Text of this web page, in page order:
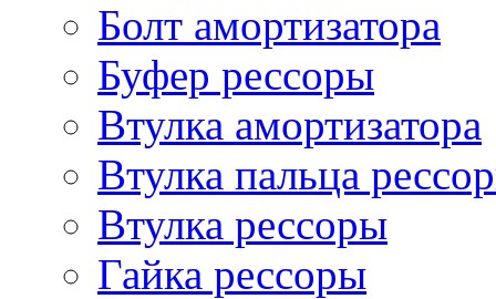
Болт амортизатора
Буфер рессоры
Втулка амортизатора
Втулка пальца
Втулка рессоры
Гайка рессоры